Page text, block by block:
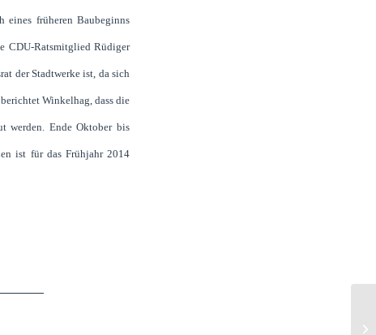
eines früheren Baubeginns
CDU-Ratsmitglied Rüdiger
der Stadtwerke ist, da sich
berichtet Winkelhag, dass die
werden. Ende Oktober bis
ist für das Frühjahr 2014